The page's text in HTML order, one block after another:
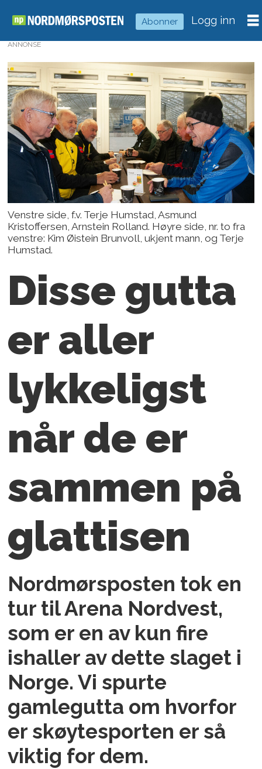
Abonner Logg inn
ANNONSE
Venstre side, f.v. Terje Humstad, Asmund
Kristoffersen, Arnstein Rolland. Høyre side, nr. to fra
venstre: Kim Øistein Brunvoll, ukjent mann, og Terje
Humstad.
Disse gutta
er aller
lykkeligst
når de er
sammen på
glattisen
Nordmørsposten tok en
tur til Arena Nordvest,
som er en av kun fire
ishaller av dette slaget i
Norge. Vi spurte
gamlegutta om hvorfor
er skøytesporten er så
viktig for dem.